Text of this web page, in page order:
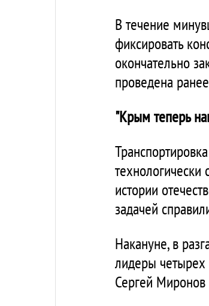
В течение
фиксировать
окончательно
проведена
"Крым теперь
истории
задачей
Накануне, в
лидеры
Сергей